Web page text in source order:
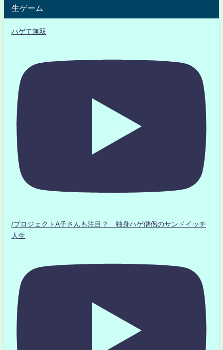
生ゲーム
ハゲて無双
/プロジェクトA子さんも注目？ 独身ハゲ僧侶のサンドイッチ
人生